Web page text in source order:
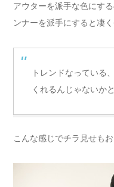
アウターを派手な色にす
ンナーを派手にすると凄
トレンドなっている
くれるんじゃないかと
こんな感じでチラ見せもお